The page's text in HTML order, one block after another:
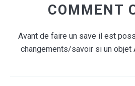
Avant de faire un save il est
changements/savoir si un objet